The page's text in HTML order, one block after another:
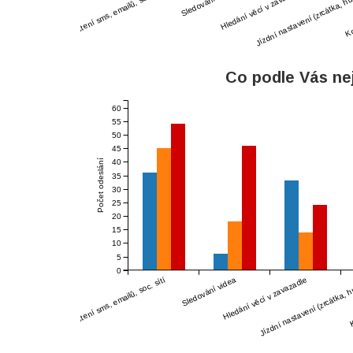
Jízdní nastavení
Co podle Vás
Čtení sms, emailů, soc. sítí Sledování videaHledání věcí v zavazadle
Jízdní nastavení
Počet odeslání
0
5
10
15
20
25
30
35
40
45
50
55
60